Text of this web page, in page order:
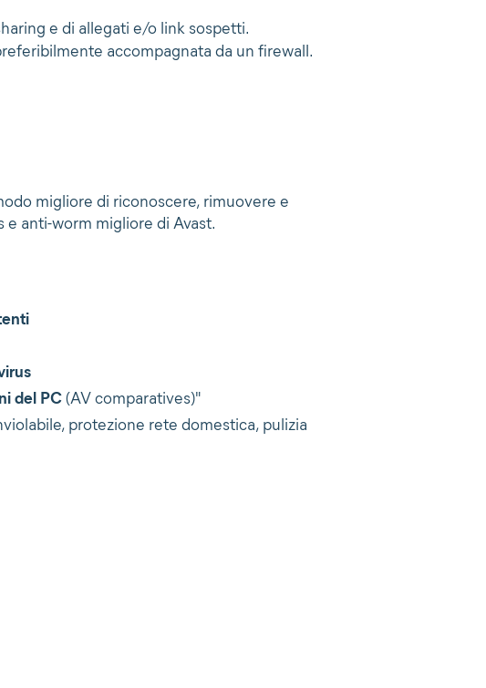
e di allegati e/o link sospetti.
accompagnata da un firewall.
migliore di riconoscere, rimuovere e
anti-worm migliore di Avast.
del PC(AV comparatives)"
protezione rete domestica, pulizia